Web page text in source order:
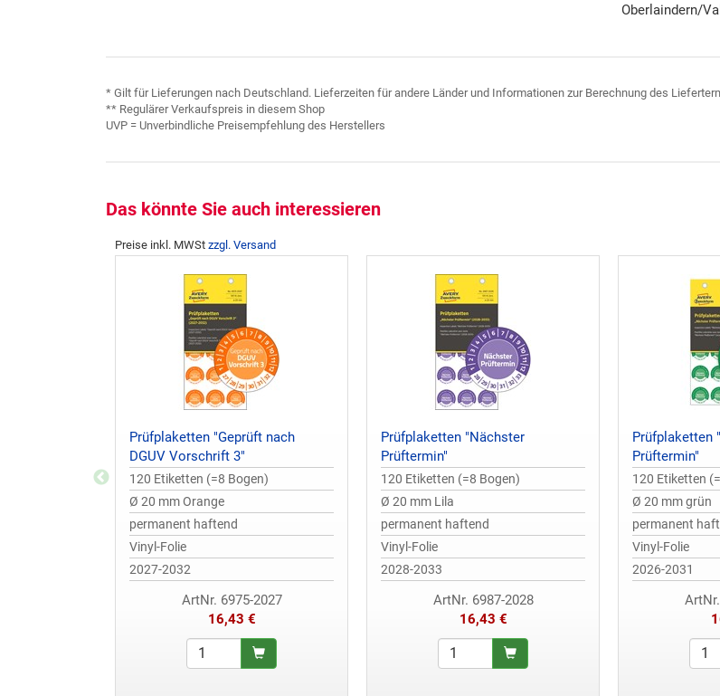
Oberlaindern/
* Gilt für Lieferungen nach Deutschland. Lieferzeiten für andere Länder und Informationen zur Berechnung des
** Regulärer Verkaufspreis in diesem Shop
UVP = Unverbindliche Preisempfehlung des Herstellers
Das könnte Sie auch interessieren
Preise inkl. MWSt zzgl. Versand
Prüfplaketten "Geprüft nach
DGUV Vorschrift 3"
120 Etiketten (=8 Bogen)
Ø 20 mm Orange
permanent haftend
Vinyl-Folie
2027-2032
ArtNr. 6975-2027
16,43 €
Prüfplaketten "Nächster
Prüftermin"
120 Etiketten (=8 Bogen)
Ø 20 mm Lila
permanent haftend
Vinyl-Folie
2028-2033
ArtNr. 6987-2028
16,43 €
Prüfplaketten
Prüftermin"
120 Etiketten
Ø 20 mm grün
permanent
Vinyl-Folie
2026-2031